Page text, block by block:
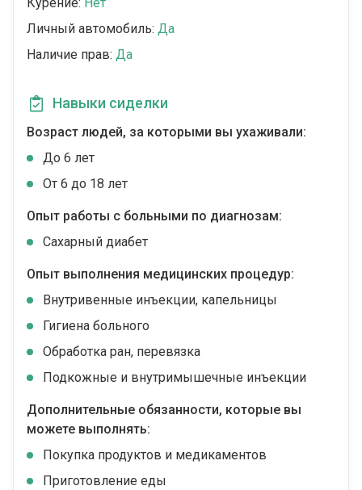
Личный автомобиль: Да
Наличие прав: Да
Навыки сиделки
Возраст людей, за которыми вы ухаживали:
До 6 лет
От 6 до 18 лет
Опыт работы с больными по диагнозам:
Сахарный диабет
Опыт выполнения медицинских процедур:
Внутривенные инъекции, капельницы
Гигиена больного
Обработка ран, перевязка
Подкожные и внутримышечные инъекции
Дополнительные обязанности, которые вы
можете выполнять:
Покупка продуктов и медикаментов
Приготовление еды